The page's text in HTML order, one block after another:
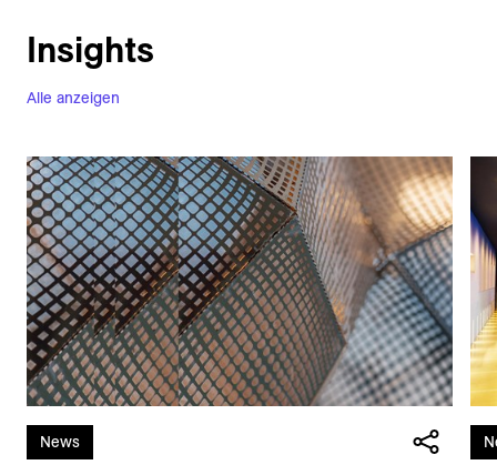
Alle anzeigen
Insights
News